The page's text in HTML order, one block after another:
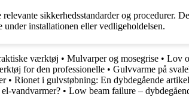
sikkerhedsstandarder og procedurer.
installationen eller vedligeholdelsen.
værktøj • Mulvarper og mosegrise • Lov
for den professionelle • Gulvvarme på
• Rionet i gulvstøbning: En dybdegående
vandvarmer? • Low beam failure –